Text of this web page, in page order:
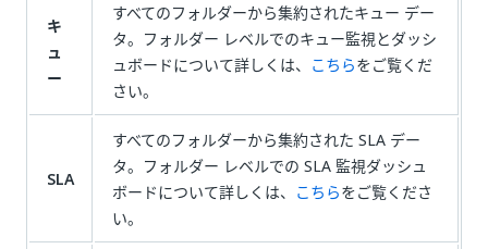
キ
ュ
ー
すべてのフォルダーから集約されたキュー デー
タ。フォルダー レベルでのキュー監視とダッシ
ュボードについて詳しくは、 こちらをご覧くだ
さい。
SLA
すべてのフォルダーから集約された SLA デー
タ。フォルダー レベルでの SLA 監視ダッシュ
ボードについて詳しくは、 こちらをご覧くださ
い。